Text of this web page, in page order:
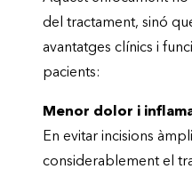
del tractament, sinó
avantatges clínics i
pacients:
Menor dolor i
En evitar incisions
considerablement el